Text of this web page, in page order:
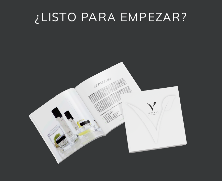
¿LISTO PARA EMPEZAR?